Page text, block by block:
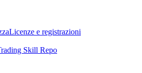
Licenze e registrazioni
Skill Repo